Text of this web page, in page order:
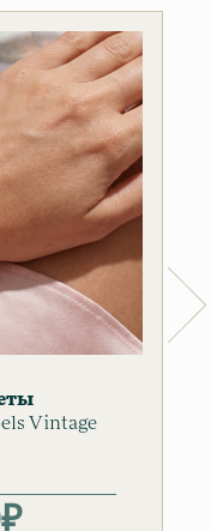
Vintage
₽